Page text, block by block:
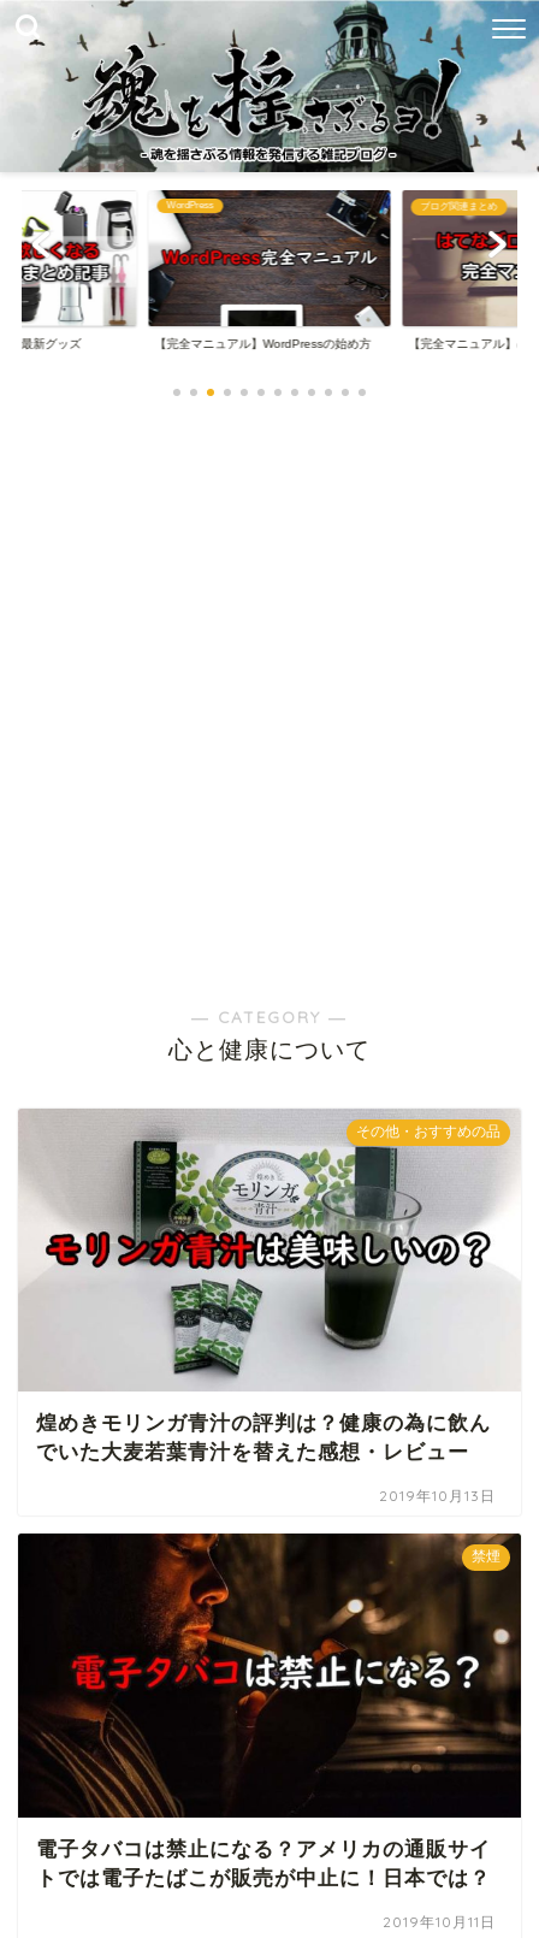
る最新グッズ
WordPress
【完全マニュアル】WordPressの始め方
ブログ関連まとめ
【完全マニュアル】は
― CATEGORY ―
心と健康について
その他・おすすめの品
煌めきモリンガ青汁の評判は？健康の為に飲ん
でいた大麦若葉青汁を替えた感想・レビュー
2019年10月13日
禁煙
電子タバコは禁止になる？アメリカの通販サイ
トでは電子たばこが販売が中止に！日本では？
2019年10月11日